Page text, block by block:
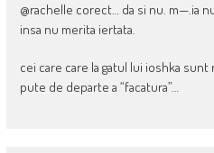
@rachelle corect… da si nu. m—.ia
insa nu merita iertata.
cei care care la gatul lui ioshka
pute de departe a “facatura”…